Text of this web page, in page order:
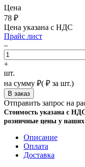
Цена
78 ₽
Цена указана с НДС
Прайс лист
–
+
шт.
на сумму ₽( ₽ за шт.)
Отправить запрос на
Стоимость указана с
розничные цены у наших
Описание
Оплата
Доставка